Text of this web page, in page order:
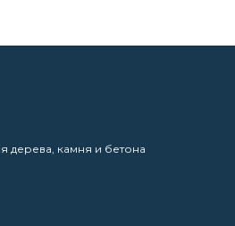
дерева, камня и бетона